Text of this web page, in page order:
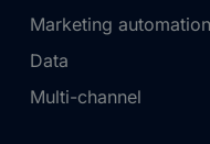
Marketing automation
Data
Multi-channel